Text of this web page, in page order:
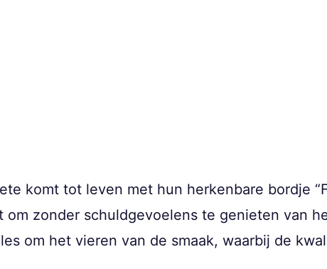
komt tot leven met hun herkenbare bordje
om zonder schuldgevoelens te genieten van
om het vieren van de smaak, waarbij de